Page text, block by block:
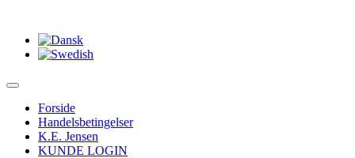
Forside
Handelsbetingelser
K.E. Jensen
KUNDE LOGIN